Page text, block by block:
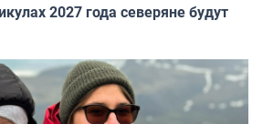
2027 года северяне будут